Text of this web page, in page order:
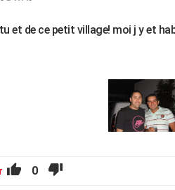
et de ce petit village! moi j y et
0